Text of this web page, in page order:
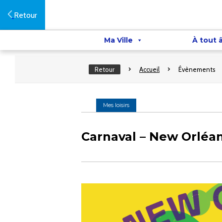
Retour
Ma Ville À tout
Retour Accueil Évènements
Mes loisirs
Carnaval – New